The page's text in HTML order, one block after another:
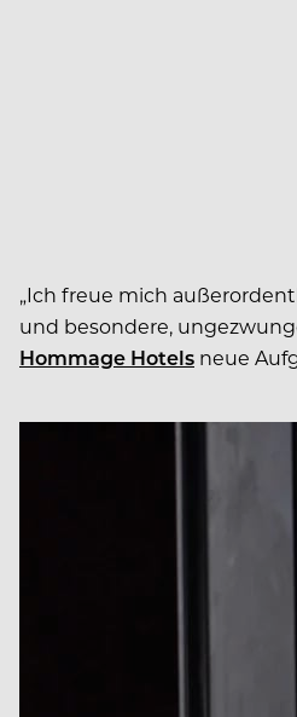
„Ich freue mich
und besondere,
Hommage Hotels neue